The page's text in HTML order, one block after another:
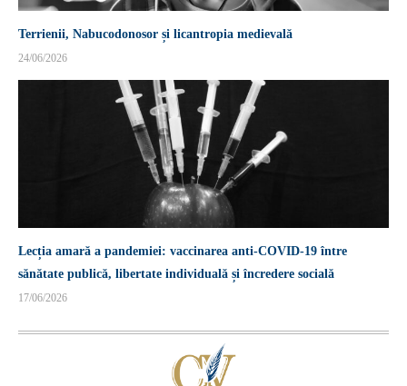
Terrienii, Nabucodonosor și licantropia medievală
24/06/2026
Lecția amară a pandemiei: vaccinarea anti-COVID-19 între
sănătate publică, libertate individuală și încredere socială
17/06/2026